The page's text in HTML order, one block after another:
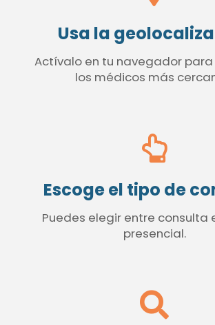
Usa la
Actívalo en tu navegador
los médicos más
Escoge el tipo de
Puedes elegir entre consulta
presencial.